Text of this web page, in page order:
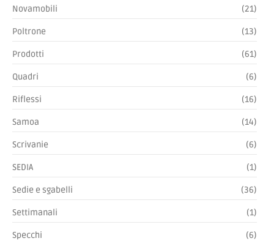
Novamobili (21)
Poltrone (13)
Prodotti (61)
Quadri (6)
Riflessi (16)
Samoa (14)
Scrivanie (6)
SEDIA (1)
Sedie e sgabelli (36)
Settimanali (1)
Specchi (6)